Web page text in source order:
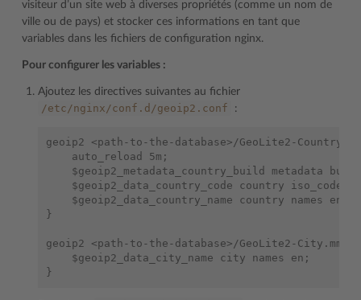
visiteur d’un site web à diverses propriétés (comme un nom de
ville ou de pays) et stocker ces informations en tant que
variables dans les fichiers de configuration nginx.
Pour configurer les variables :
Ajoutez les directives suivantes au fichier
/etc/nginx/conf.d/geoip2.conf :
geoip2 <path-to-the-database>/GeoLite2-
    auto_reload 5m;
$geoip2_metadata_country_build metadata
    $geoip2_data_country_code country iso_code;
    $geoip2_data_country_name country names en;
}
geoip2 <path-to-the-database>/GeoLite2-
    $geoip2_data_city_name city names en;